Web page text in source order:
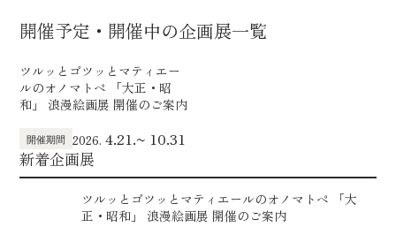
開催予定・開催中の企画展一覧
ツルッとゴツッとマティエー
ルのオノマトペ 「大正・昭
和」 浪漫絵画展 開催のご案内
開催期間 2026.4.21.~ 10.31
新着企画展
ツルッとゴツッとマティエールのオノマトペ 「大
正・昭和」 浪漫絵画展 開催のご案内